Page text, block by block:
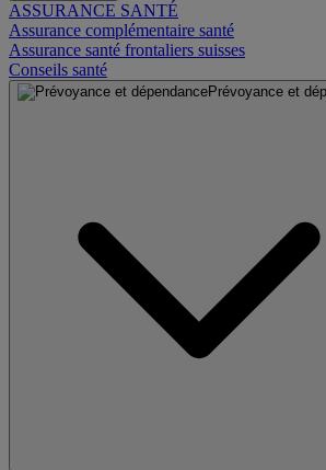
ASSURANCE SANTÉ
Assurance complémentaire santé
Assurance santé frontaliers suisses
Conseils santé
Prévoyance et